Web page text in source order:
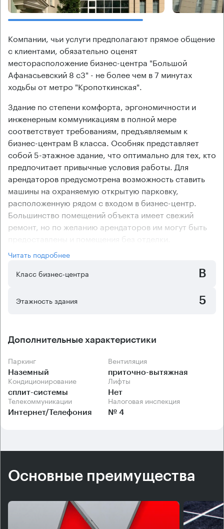
Компании, чьи услуги предполагают прямое общение
с клиентами, обязательно оценят
месторасположение бизнес-центра "Большой
Афанасьевский 8 с3" - не более чем в 7 минутах
ходьбы от метро "Кропоткинская".
Здание по степени комфорта, эргономичности и
инженерным коммуникациям в полной мере
соответствует требованиям, предъявляемым к
бизнес-центрам В класса. Особняк представляет
собой 5-этажное здание, что оптимально для тех, кто
предпочитает привычные условия работы. Для
арендаторов предусмотрена возможность ставить
машины на охраняемую открытую парковку,
расположенную рядом с входом в бизнес-центр.
Большинство помещений объекта имеет свежий
ремонт, но по желанию арендаторов им могут быть
предоставлены и помещения без отделки.
Арендаторы могут самостоятельно установить в
помещениях бизнес-центра "Большой Афанасьевский
8 с3" климатическое оборудование, для чего
имеет коридорно-кабинетную планировку, что очень
Читать подробнее
Класс бизнес-центра
B
Этажность здания 5
Дополнительные характеристики
Паркинг
Наземный
Вентиляция
приточно-вытяжная
Кондиционирование
сплит-системы
Лифты
Нет
Телекоммуникации
Интернет/Телефония
Налоговая инспекция
№ 4
Основные преимущества